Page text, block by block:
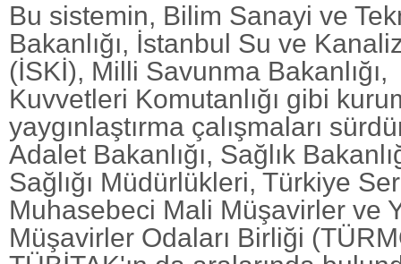
Bu sistemin, Bilim Sanayi ve
Bakanlığı, İstanbul Su ve
(İSKİ), Milli Savunma
Kuvvetleri Komutanlığı gibi
yaygınlaştırma çalışmaları
Adalet Bakanlığı, Sağlık
Sağlığı Müdürlükleri, Türkiye
Muhasebeci Mali Müşavirler ve
Müşavirler Odaları Birliği